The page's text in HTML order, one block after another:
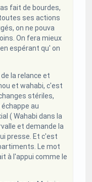
fait de bourdes,
ses actions
on ne pouva
On fera mieux
espérant qu' on
la relance et
et wahabi, c'est
stériles,
au
( Wahabi dans la
et demande la
presse. Et c'est
Le mot
à l'appui comme le